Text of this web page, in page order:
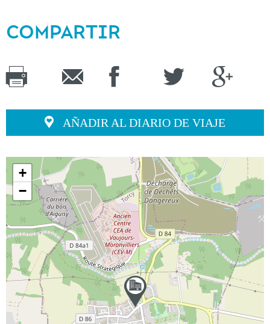
COMPARTIR
AÑADIR AL DIARIO DE VIAJE
+
−